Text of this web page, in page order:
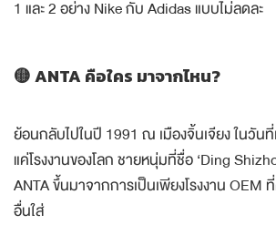
1 และ 2 อย่าง Nike กับ Adidas แบบไม่ลดละ
🟡 ANTA คือใคร มาจากไหน?
ย้อนกลับไปในปี 1991 ณ เมืองจิ้นเจียง ในวัน
แค่โรงงานของโลก ชายหนุ่มที่ชื่อ ‘Ding
ANTA ขึ้นมาจากการเป็นเพียงโรงงาน OEM
อื่นใส่